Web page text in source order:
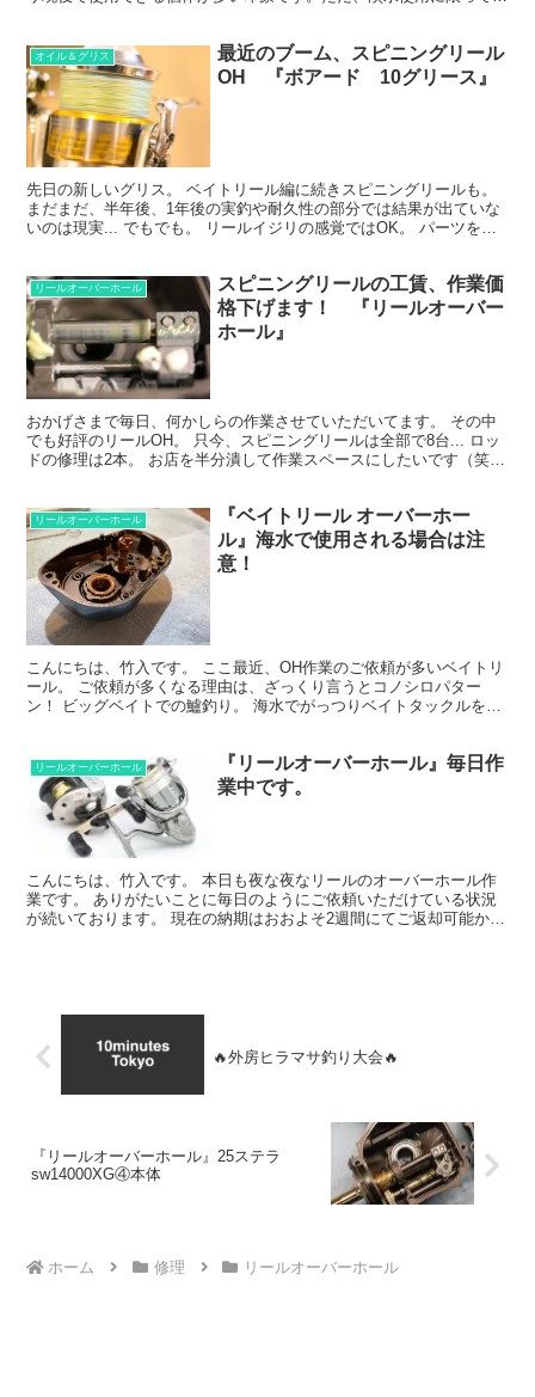
オイル＆グリス
最近のブーム、スピニングリール
OH 『ボアード 10グリース』
先日の新しいグリス。 ベイトリール編に続きスピニングリールも。
まだまだ、半年後、1年後の実釣や耐久性の部分では結果が出ていな
いのは現実... でもでも。 リールイジリの感覚ではOK。 パーツを破
リールオーバーホール
スピニングリールの工賃、作業価
格下げます！ 『リールオーバー
ホール』
おかげさまで毎日、何かしらの作業させていただいてます。 その中
でも好評のリールOH。 只今、スピニングリールは全部で8台... ロッ
ドの修理は2本。 お店を半分潰して作業スペースにしたいです（笑）
リールオーバーホール
『ベイトリール オーバーホー
ル』海水で使用される場合は注
意！
こんにちは、竹入です。 ここ最近、OH作業のご依頼が多いベイトリ
ール。 ご依頼が多くなる理由は、ざっくり言うとコノシロパター
ン！ ビッグベイトでの鱸釣り。 海水でがっつりベイトタックルを酷
リールオーバーホール
『リールオーバーホール』毎日作
業中です。
こんにちは、竹入です。 本日も夜な夜なリールのオーバーホール作
業です。 ありがたいことに毎日のようにご依頼いただけている状況
が続いております。 現在の納期はおおよそ2週間にてご返却可能かと
🔥外房ヒラマサ釣り大会🔥
『リールオーバーホール』25ステラ
sw14000XG④本体
ホーム 修理 リールオーバーホール